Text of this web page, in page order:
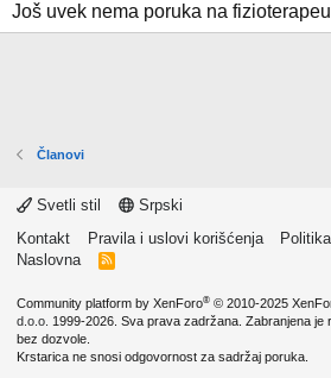
Još uvek nema poruka na
Članovi
Svetli stil
Srpski
Kontakt
Pravila i uslovi korišćenja
Naslovna
R
Community platform by XenForo® © 2010-2025
d.o.o. 1999-2026. Sva prava zadržana. Zabranjena je
bez dozvole.
Krstarica ne snosi odgovornost za sadržaj poruka.